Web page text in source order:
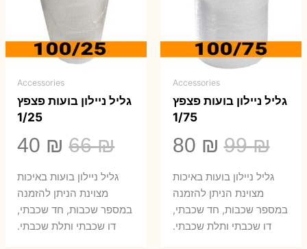
Accessories
גליל ניילון בועות פצפץ
1/75
99₪
המחיר
המקורי
היה:
99 ₪.
80 ₪
הנוכחיגליל ניילון בועות באיכות
מצוינת הניתן להזמנה
במספר שכבות, חד שכבתי,
דו שכבתי ותלת שכבתי.
Accessories
גליל ניילון בועות פצפץ
1/25
66₪
המחיר
המקורי
היה:
66 ₪.
40 ₪
₪.
גליל ניילון בועות באיכות
מצוינת הניתן להזמנה
במספר שכבות, חד שכבתי,
דו שכבתי ותלת שכבתי.